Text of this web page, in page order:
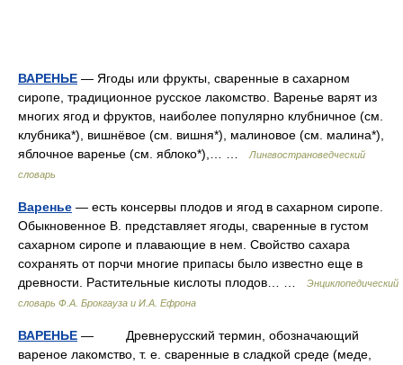
ВАРЕНЬЕ — Ягоды или фрукты, сваренные в сахарном
сиропе, традиционное русское лакомство. Варенье варят из
многих ягод и фруктов, наиболее популярно клубничное (см.
клубника*), вишнёвое (см. вишня*), малиновое (см. малина*),
яблочное варенье (см. яблоко*),… …
Лингвострановедческий
словарь
Варенье — есть консервы плодов и ягод в сахарном сиропе.
Обыкновенное В. представляет ягоды, сваренные в густом
сахарном сиропе и плавающие в нем. Свойство сахара
сохранять от порчи многие припасы было известно еще в
древности. Растительные кислоты плодов… …
Энциклопедический
словарь Ф.А. Брокгауза и И.А. Ефрона
ВАРЕНЬЕ — Древнерусский термин, обозначающий
вареное лакомство, т. е. сваренные в сладкой среде (меде,